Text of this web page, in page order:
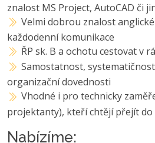
znalost MS Project, AutoCAD či
Velmi dobrou znalost
každodenní komunikace
ŘP sk. B a ochotu cestovat v
Samostatnost,
organizační dovednosti
Vhodné i pro technicky
projektanty), kteří chtějí přejít
Nabízíme: